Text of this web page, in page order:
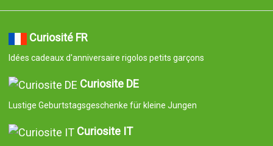
Curiosité FR
Idées cadeaux d'anniversaire rigolos petits garçons
Curiosite DE
Lustige Geburtstagsgeschenke für kleine Jungen
Curiosite IT